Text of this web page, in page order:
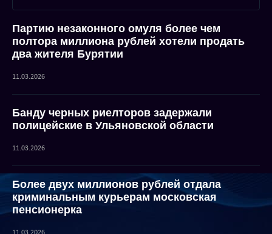
Партию незаконного омуля более чем
полтора миллиона рублей хотели продать
два жителя Бурятии
11.03.2026
Банду черных риелторов задержали
полицейские в Ульяновской области
11.03.2026
Более двух миллионов рублей отдала
криминальным курьерам московская
пенсионерка